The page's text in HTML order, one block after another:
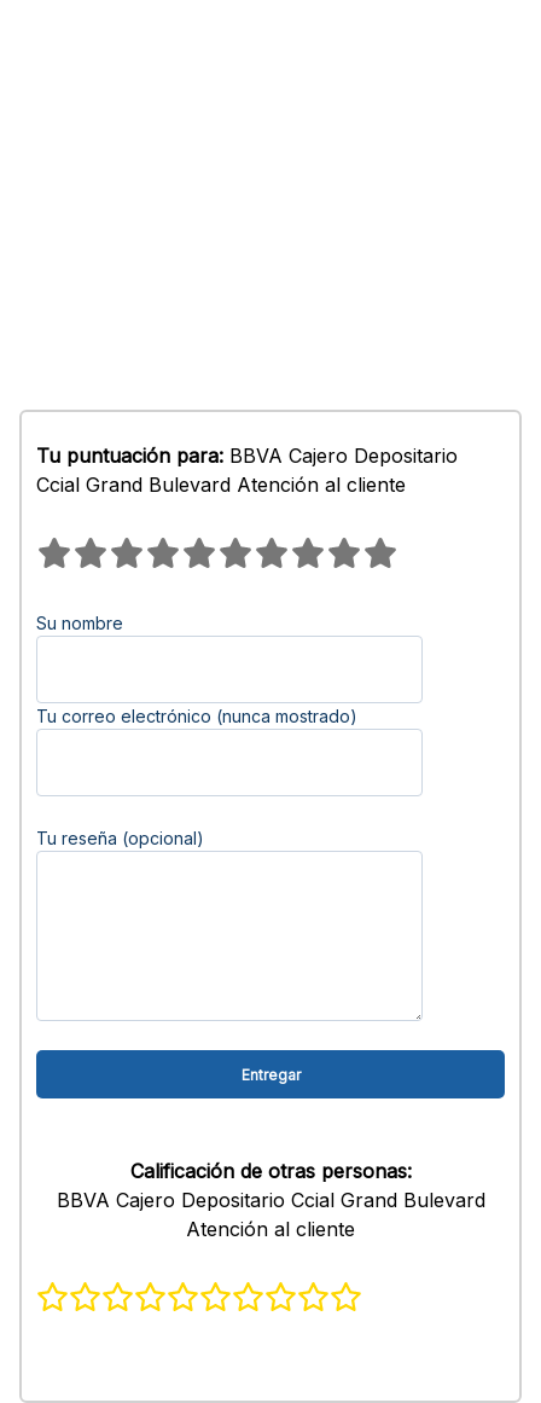
Tu puntuación para: BBVA Cajero Depositario
Ccial Grand Bulevard Atención al cliente
Su nombre
Tu correo electrónico (nunca mostrado)
Tu reseña (opcional)
Calificación de otras personas:
BBVA Cajero Depositario Ccial Grand Bulevard
Atención al cliente